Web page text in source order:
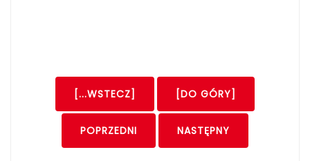
[...WSTECZ] [DO GÓRY]
POPRZEDNI NASTĘPNY